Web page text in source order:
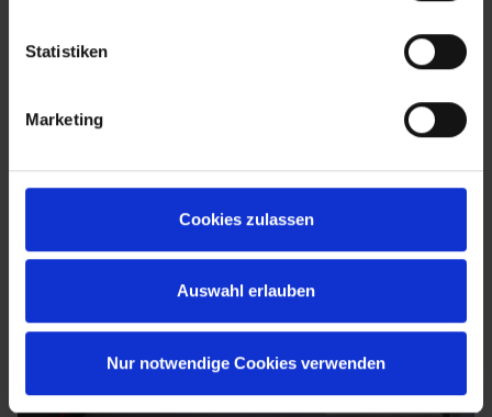
Statistiken
Marketing
Cookies zulassen
Auswahl erlauben
Nur notwendige Cookies verwenden